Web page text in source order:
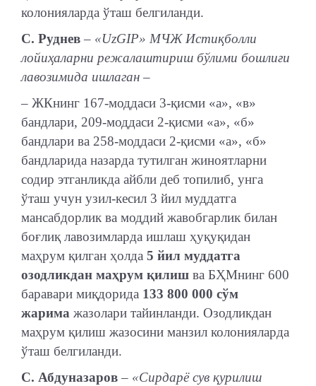
колонияларда ўташ белгиланди.
С. Руднев – «UzGIP» МЧЖ Истиқболли
лойиҳаларни режалаштириш бўлими бошлиғи
лавозимида ишлаган –
– ЖКнинг 167-моддаси 3-қисми «а», «в»
бандлари, 209-моддаси 2-қисми «а», «б»
бандлари ва 258-моддаси 2-қисми «а», «б»
бандларида назарда тутилган жиноятларни
содир этганликда айбли деб топилиб, унга
ўташ учун узил-кесил 3 йил муддатга
мансабдорлик ва моддий жавобгарлик билан
боғлиқ лавозимларда ишлаш ҳуқуқидан
маҳрум қилган ҳолда 5 йил муддатга
озодликдан маҳрум қилиш ва БҲМнинг 600
баравари миқдорида 133 800 000 сўм
жарима жазолари тайинланди. Озодликдан
маҳрум қилиш жазосини манзил колонияларда
ўташ белгиланди.
С. Абдуназаров – «Сирдарё сув қурилиш